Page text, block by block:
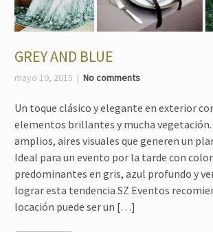
GREY AND BLUE
mayo 19, 2015 No comments
Un toque clásico y elegante en exterior
elementos brillantes y mucha vegetación.
amplios, aires visuales que generen un
Ideal para un evento por la tarde con
predominantes en gris, azul profundo y
lograr esta tendencia SZ Eventos
locación puede ser un […]